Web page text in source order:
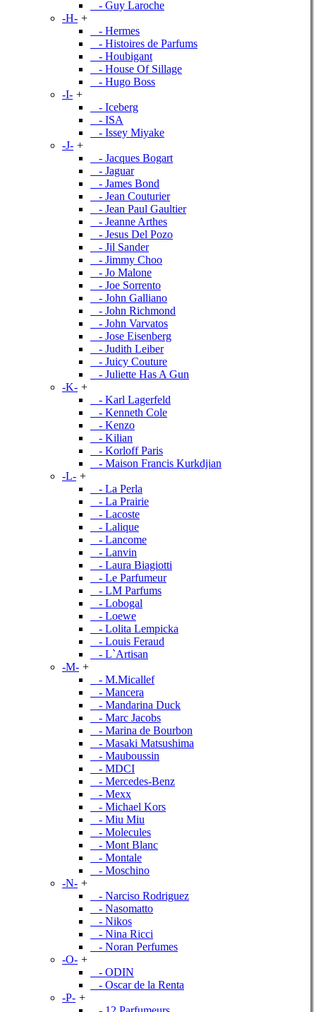
- Guy Laroche
-H- +
- Hermes
- Histoires de Parfums
- Houbigant
- House Of Sillage
- Hugo Boss
-I- +
- Iceberg
- ISA
- Issey Miyake
-J- +
- Jacques Bogart
- Jaguar
- James Bond
- Jean Couturier
- Jean Paul Gaultier
- Jeanne Arthes
- Jesus Del Pozo
- Jil Sander
- Jimmy Choo
- Jo Malone
- Joe Sorrento
- John Galliano
- John Richmond
- John Varvatos
- Jose Eisenberg
- Judith Leiber
- Juicy Couture
- Juliette Has A Gun
-K- +
- Karl Lagerfeld
- Kenneth Cole
- Kenzo
- Kilian
- Korloff Paris
- Maison Francis Kurkdjian
-L- +
- La Perla
- La Prairie
- Lacoste
- Lalique
- Lancome
- Lanvin
- Laura Biagiotti
- Le Parfumeur
- LM Parfums
- Lobogal
- Loewe
- Lolita Lempicka
- Louis Feraud
- L`Artisan
-M- +
- M.Micallef
- Mancera
- Mandarina Duck
- Marc Jacobs
- Marina de Bourbon
- Masaki Matsushima
- Mauboussin
- MDCI
- Mercedes-Benz
- Mexx
- Michael Kors
- Miu Miu
- Molecules
- Mont Blanc
- Montale
- Moschino
-N- +
- Narciso Rodriguez
- Nasomatto
- Nikos
- Nina Ricci
- Noran Perfumes
-O- +
- ODIN
- Oscar de la Renta
-P- +